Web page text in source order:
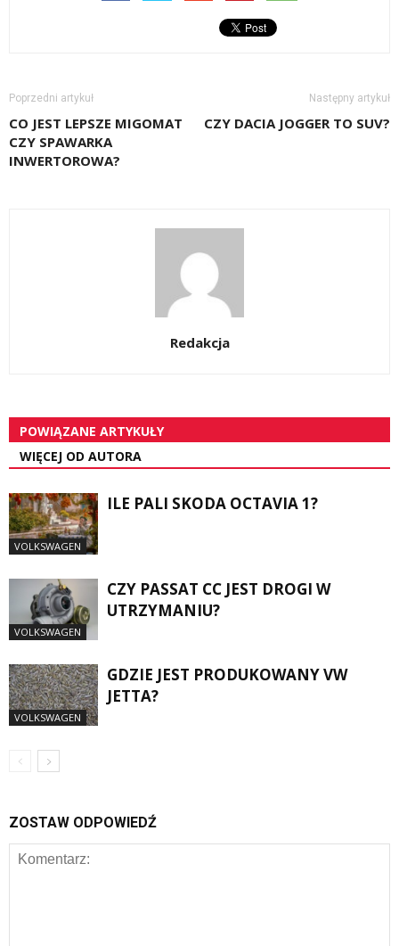
Poprzedni artykuł
CO JEST LEPSZE MIGOMAT
CZY SPAWARKA
INWERTOROWA?
Następny artykuł
CZY DACIA JOGGER TO SUV?
Redakcja
POWIĄZANE ARTYKUŁY
WIĘCEJ OD AUTORA
VOLKSWAGEN
ILE PALI SKODA OCTAVIA 1?
VOLKSWAGEN
CZY PASSAT CC JEST DROGI W
UTRZYMANIU?
VOLKSWAGEN
GDZIE JEST PRODUKOWANY VW
JETTA?
ZOSTAW ODPOWIEDŹ